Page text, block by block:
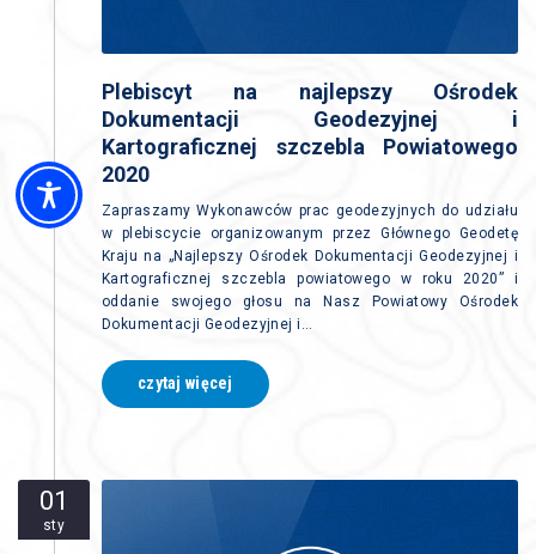
Plebiscyt na najlepszy Ośrodek
Dokumentacji Geodezyjnej i
Kartograficznej szczebla Powiatowego
2020
Zapraszamy Wykonawców prac geodezyjnych do udziału
w plebiscycie organizowanym przez Głównego Geodetę
Kraju na „Najlepszy Ośrodek Dokumentacji Geodezyjnej i
Kartograficznej szczebla powiatowego w roku 2020” i
oddanie swojego głosu na Nasz Powiatowy Ośrodek
Dokumentacji Geodezyjnej i…
czytaj więcej
01
sty